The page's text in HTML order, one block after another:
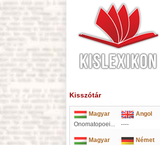
Kisszótár
Magyar
Angol
Onomatopoei...
----
Magyar
Német